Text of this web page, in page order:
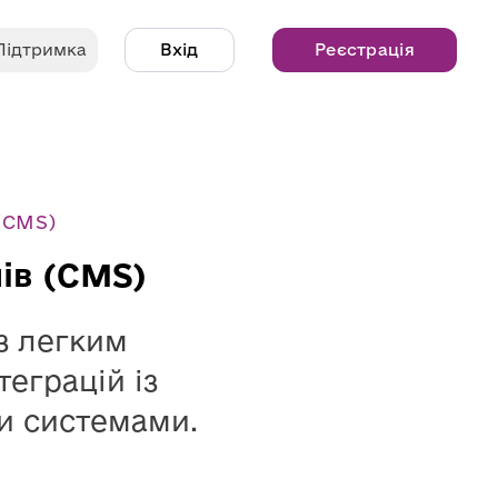
Вхід Реєстрація
(CMS)
легким
із
системами.